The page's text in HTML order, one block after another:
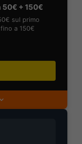
50€ + 150€
sul primo
a 150€